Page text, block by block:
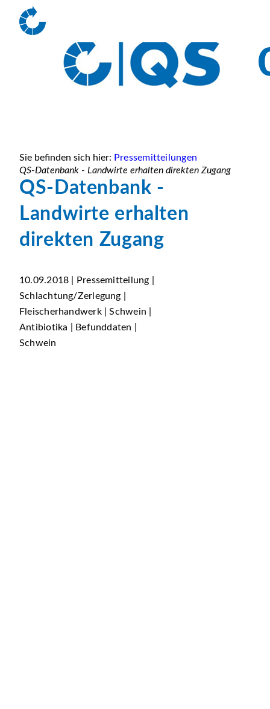
Sie befinden sich hier: Pressemitteilungen
QS-Datenbank - Landwirte erhalten direkten Zugang
QS-Datenbank -
Landwirte erhalten
direkten Zugang
10.09.2018 | Pressemitteilung |
Schlachtung/Zerlegung |
Fleischerhandwerk | Schwein |
Antibiotika | Befunddaten |
Schwein